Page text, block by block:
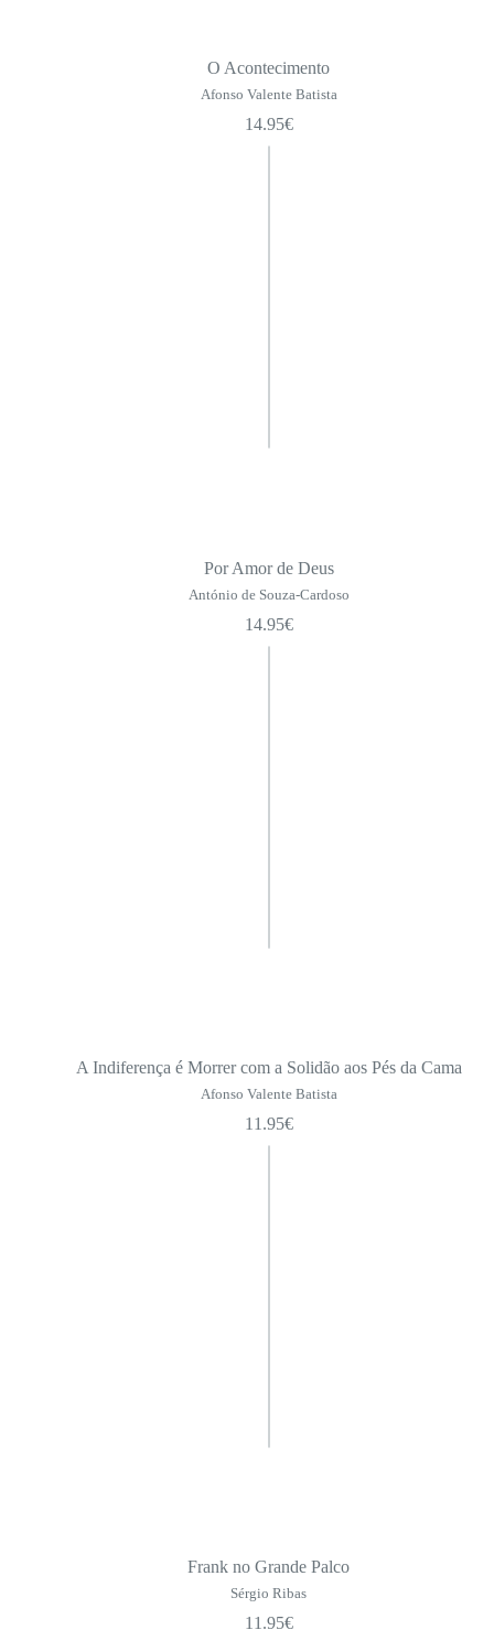
O Acontecimento
Afonso Valente Batista
14.95€
Por Amor de Deus
António de Souza-Cardoso
14.95€
A Indiferença é Morrer com a Solidão aos Pés da Cama
Afonso Valente Batista
11.95€
Frank no Grande Palco
Sérgio Ribas
11.95€